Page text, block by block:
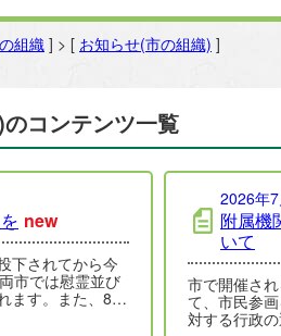
組織 ] > [ お知らせ(市の組織) ]
コンテンツ一覧
new
下されてから今
市では慰霊並び
ます。また、8月
2026年
附属機
いて
市で開催さ
て、市民参
対する行政